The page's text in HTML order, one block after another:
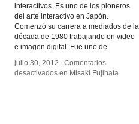
interactivos. Es uno de los pioneros
del arte interactivo en Japón.
Comenzó su carrera a mediados de la
década de 1980 trabajando en video
e imagen digital. Fue uno de
julio 30, 2012 / Comentarios
desactivados en Misaki Fujihata
julio 30, 2012 / Comentarios
desactivados en Misaki Fujihata